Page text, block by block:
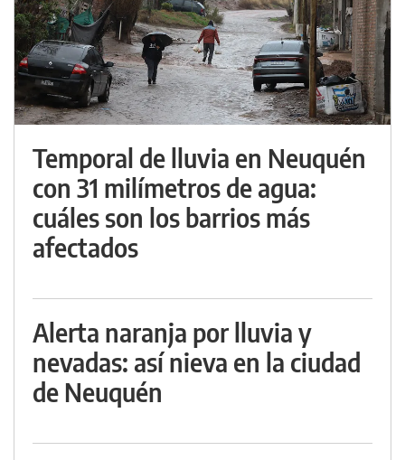
Temporal de lluvia en Neuquén
con 31 milímetros de agua:
cuáles son los barrios más
afectados
Alerta naranja por lluvia y
nevadas: así nieva en la ciudad
de Neuquén